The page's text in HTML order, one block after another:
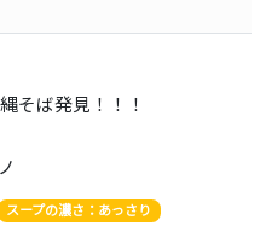
そば発見！！！
スープの濃さ：あっさり